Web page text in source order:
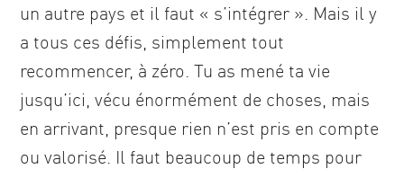
un autre pays et il faut « s’intégrer ». Mais il y
a tous ces défis, simplement tout
recommencer, à zéro. Tu as mené ta vie
jusqu’ici, vécu énormément de choses, mais
en arrivant, presque rien n’est pris en compte
ou valorisé. Il faut beaucoup de temps pour